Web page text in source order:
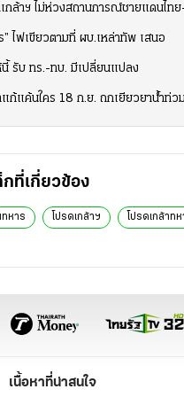
เกล้าฯ ไม่ห่วงสถานการณ์ชายแดนไท
ไฟเขียวตามที่ ผบ.เหล่าทัพ เสนอ
นี้ รับ ทร.-ทบ. มีเปลี่ยนแปลง
ก้แค้นใคร 18 ก.ย. ถกเยียวยาน้ำท่ว
ที่เกี่ยวข้อง
ทหาร โปรดเกล้าฯ โปรดเกล้าทห
เนื้อหาที่น่าสนใจ